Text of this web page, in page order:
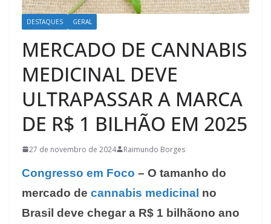
DESTAQUES GERAL
MERCADO DE CANNABIS
MEDICINAL DEVE
ULTRAPASSAR A MARCA
DE R$ 1 BILHÃO EM 2025
27 de novembro de 2024 Raimundo Borges
Congresso em Foco – O tamanho do
mercado de cannabis medicinal no
Brasil deve chegar a R$ 1 bilhãono ano